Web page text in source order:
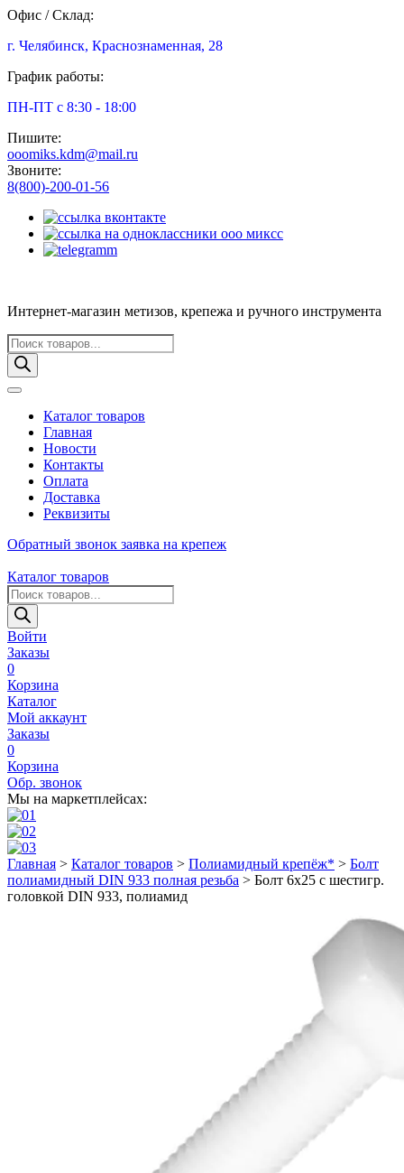
Офис / Склад:
г. Челябинск, Краснознаменная, 28
График работы:
ПН-ПТ с 8:30 - 18:00
Пишите:
ooomiks.kdm@mail.ru
Звоните:
8(800)-200-01-56
Интернет-магазин метизов, крепежа и ручного инструмента
Поиск
товаров
Каталог товаров
Главная
Новости
Контакты
Оплата
Доставка
Реквизиты
Обратный звонок заявка на крепеж
Каталог товаров
Поиск
товаров
Войти
Заказы
0
Корзина
Каталог
Мой аккаунт
Заказы
0
Корзина
Обр. звонок
Мы на маркетплейсах:
Главная > Каталог товаров > Полиамидный крепёж* > Болт
полиамидный DIN 933 полная резьба > Болт 6х25 с шестигр.
головкой DIN 933, полиамид